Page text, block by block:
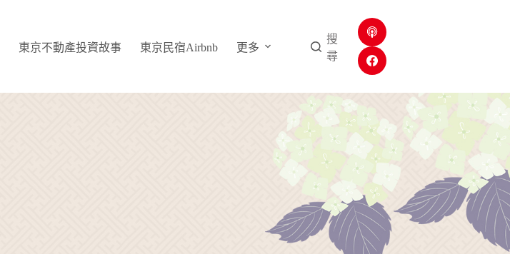
東京不動產投資故事 東京民宿Airbnb 更多
搜
尋